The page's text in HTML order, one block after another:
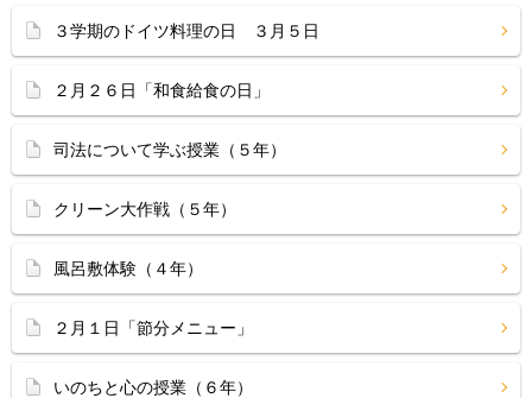
３学期のドイツ料理の日 ３月５日
２月２６日「和食給食の日」
司法について学ぶ授業（５年）
クリーン大作戦（５年）
風呂敷体験（４年）
２月１日「節分メニュー」
いのちと心の授業（６年）